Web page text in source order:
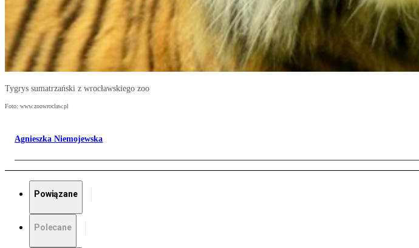
Tygrys sumatrzański z wrocławskiego zoo
Foto: www.zoowroclaw.pl
Agnieszka Niemojewska
Powiązane
Polecane